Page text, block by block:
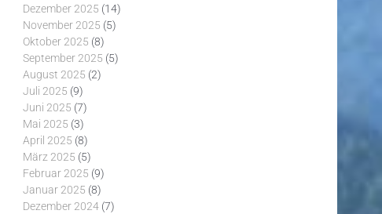
Dezember 2025 (14)
November 2025 (5)
Oktober 2025 (8)
September 2025 (5)
August 2025 (2)
Juli 2025 (9)
Juni 2025 (7)
Mai 2025 (3)
April 2025 (8)
März 2025 (5)
Februar 2025 (9)
Januar 2025 (8)
Dezember 2024 (7)